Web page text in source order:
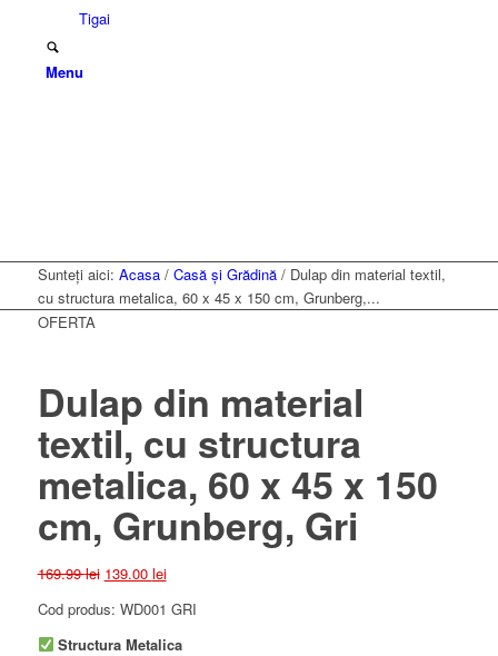
Tigai
Menu
Sunteți aici: Acasa / Casă și Grădină / Dulap din material textil,
cu structura metalica, 60 x 45 x 150 cm, Grunberg,...
OFERTA
Dulap din material
textil, cu structura
metalica, 60 x 45 x 150
cm, Grunberg, Gri
169.99lei Prețul
a
fost:
139.00 leiPrețul
este:
139.00 lei.
Cod produs: WD001 GRI
Structura Metalica